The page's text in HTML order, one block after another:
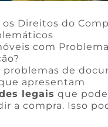
Direitos do
com
problemas de
apresentam
legais que
a compra. Isso